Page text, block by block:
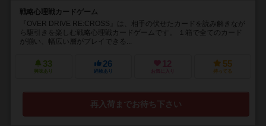
戦略心理戦カードゲーム
『OVER DRIVE RE:CROSS』は、相手の伏せたカードを読み解きなが
ら駆引きを楽しむ戦略心理戦カードゲームです。 １箱で全てのカード
が揃い、幅広い層がプレイできる...
33
興味あり
26
経験あり
12
お気に入り
55
持ってる
再入荷までお待ち下さい